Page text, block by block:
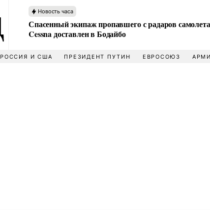
Новость часа
Спасенный экипаж пропавшего с радаров самолета
Cessna доставлен в Бодайбо
РОССИЯ И США ПРЕЗИДЕНТ ПУТИН ЕВРОСОЮЗ